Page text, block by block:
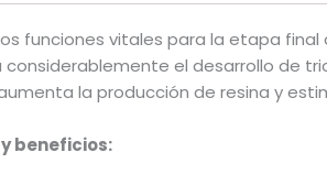
funciones vitales para la etapa final
el desarrollo de
la producción de resina y
beneficios: